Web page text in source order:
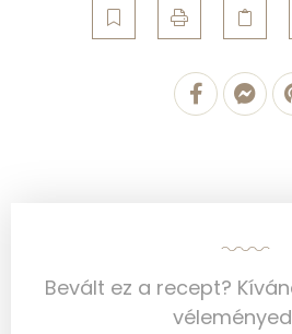
Ásványi anyagok
Magnézium
Bevált ez a recept?